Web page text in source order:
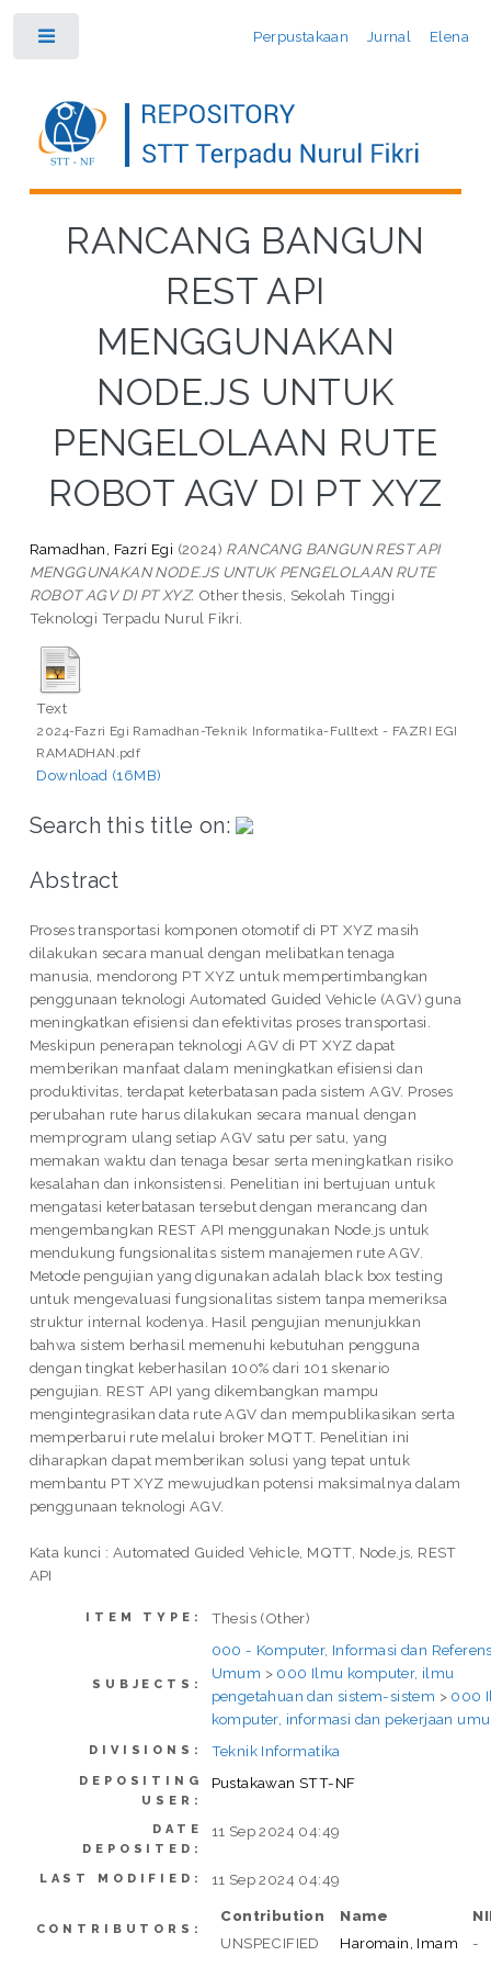
Perpustakaan Jurnal Elena
RANCANG BANGUN
REST API
MENGGUNAKAN
NODE.JS UNTUK
PENGELOLAAN RUTE
ROBOT AGV DI PT XYZ
Ramadhan, Fazri Egi (2024) RANCANG BANGUN REST API
MENGGUNAKAN NODE.JS UNTUK PENGELOLAAN RUTE
ROBOT AGV DI PT XYZ. Other thesis, Sekolah Tinggi
Teknologi Terpadu Nurul Fikri.
Text
2024-Fazri Egi Ramadhan-Teknik Informatika-Fulltext - FAZRI EGI
RAMADHAN.pdf
Download (16MB)
Search this title on:
Abstract
Proses transportasi komponen otomotif di PT XYZ masih
dilakukan secara manual dengan melibatkan tenaga
manusia, mendorong PT XYZ untuk mempertimbangkan
penggunaan teknologi Automated Guided Vehicle (AGV) guna
meningkatkan efisiensi dan efektivitas proses transportasi.
Meskipun penerapan teknologi AGV di PT XYZ dapat
memberikan manfaat dalam meningkatkan efisiensi dan
produktivitas, terdapat keterbatasan pada sistem AGV. Proses
perubahan rute harus dilakukan secara manual dengan
memprogram ulang setiap AGV satu per satu, yang
memakan waktu dan tenaga besar serta meningkatkan risiko
kesalahan dan inkonsistensi. Penelitian ini bertujuan untuk
mengatasi keterbatasan tersebut dengan merancang dan
mengembangkan REST API menggunakan Node.js untuk
mendukung fungsionalitas sistem manajemen rute AGV.
Metode pengujian yang digunakan adalah black box testing
untuk mengevaluasi fungsionalitas sistem tanpa memeriksa
struktur internal kodenya. Hasil pengujian menunjukkan
bahwa sistem berhasil memenuhi kebutuhan pengguna
dengan tingkat keberhasilan 100% dari 101 skenario
pengujian. REST API yang dikembangkan mampu
mengintegrasikan data rute AGV dan mempublikasikan serta
memperbarui rute melalui broker MQTT. Penelitian ini
diharapkan dapat memberikan solusi yang tepat untuk
membantu PT XYZ mewujudkan potensi maksimalnya dalam
penggunaan teknologi AGV.
Kata kunci : Automated Guided Vehicle, MQTT, Node.js, REST
API
ITEM TYPE: Thesis (Other)
SUBJECTS:
000 - Komputer, Informasi dan
Umum > 000 Ilmu komputer, ilmu
pengetahuan dan sistem-sistem > 000
komputer, informasi dan pekerjaan
DIVISIONS: Teknik Informatika
DEPOSITING
USER:
Pustakawan STT-NF
DATE
DEPOSITED:
11 Sep 2024 04:49
LAST MODIFIED: 11 Sep 2024 04:49
CONTRIBUTORS:
Contribution Name
UNSPECIFIED
Haromain, Imam -